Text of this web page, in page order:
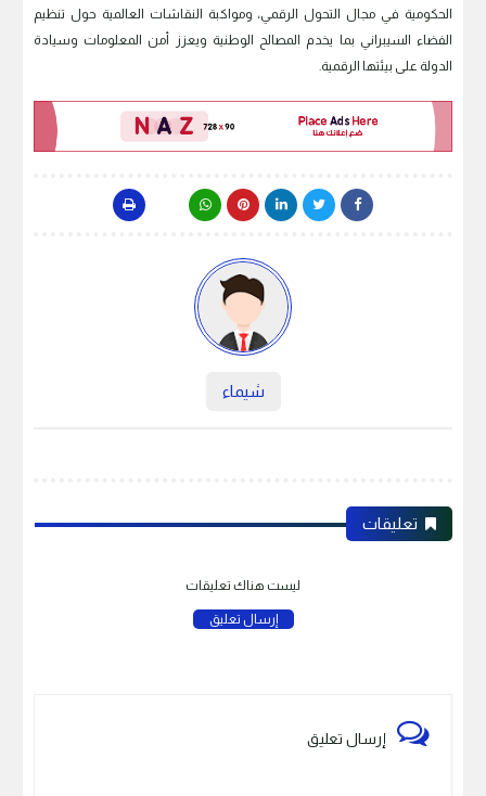
الحكومية في مجال التحول الرقمي، ومواكبة النقاشات العالمية حول تنظيم
الفضاء السيبراني بما يخدم المصالح الوطنية ويعزز أمن المعلومات وسيادة
الدولة على بيئتها الرقمية.
شيماء
تعليقات
ليست هناك تعليقات
إرسال تعليق
إرسال تعليق